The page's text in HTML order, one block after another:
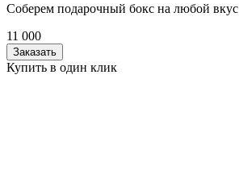
Соберем подарочный бокс на любой вкус
11 000
Заказать
Купить в один клик